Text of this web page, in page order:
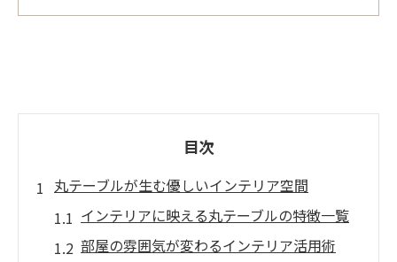
目次
丸テーブルが生む優しいインテリア空間
インテリアに映える丸テーブルの特徴一覧
部屋の雰囲気が変わるインテリア活用術